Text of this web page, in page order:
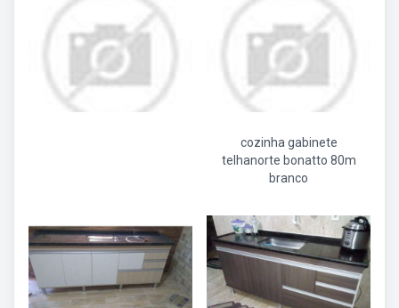
cozinha gabinete
telhanorte bonatto 80m
branco